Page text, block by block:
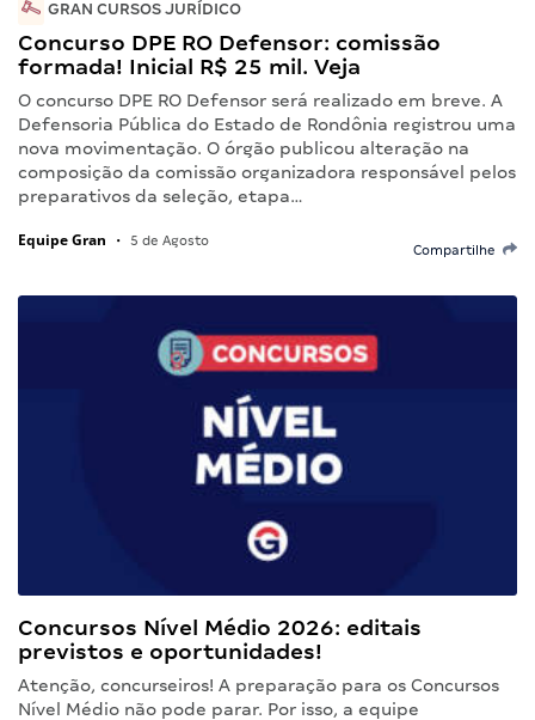
GRAN CURSOS JURÍDICO
Concurso DPE RO Defensor: comissão
formada! Inicial R$ 25 mil. Veja
O concurso DPE RO Defensor será realizado em breve. A
Defensoria Pública do Estado de Rondônia registrou uma
nova movimentação. O órgão publicou alteração na
composição da comissão organizadora responsável pelos
preparativos da seleção, etapa…
Equipe Gran • 5 de Agosto
Compartilhe
Concursos Nível Médio 2026: editais
previstos e oportunidades!
Atenção, concurseiros! A preparação para os Concursos
Nível Médio não pode parar. Por isso, a equipe